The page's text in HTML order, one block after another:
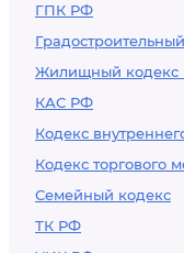
ГПК РФ
Жилищный кодекс
КАС РФ
Кодекс
Кодекс торгового
Семейный кодекс
ТК РФ